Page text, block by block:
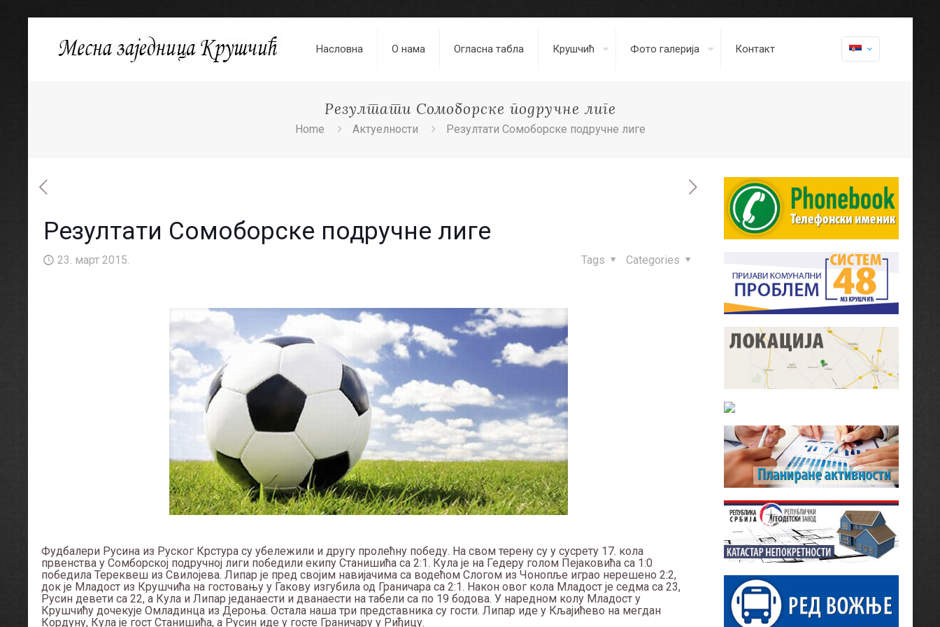
Насловна О нама Огласна табла Крушчић Фото галерија Контакт
Резултати Сомоборске подручне лиге
Home Актуелности Резултати Сомоборске подручне лиге
Резултати Сомоборске подручне лиге
23. март 2015. Categories
Tags
Фудбалери Русина из Руског Крстура су убележили и другу пролећну победу. На свом терену су у сусрету 17. кола
првенства у Сомборској подручној лиги победили екипу Станишића са 2:1. Кула је на Гедеру голом Пејаковића са 1:0
победила Тереквеш из Свилојева. Липар је пред својим навијачима са водећом Слогом из Чонопље играо нерешено 2:2,
док је Младост из Крушчића на гостовању у Гакову изгубила од Граничара са 2:1. Након овог кола Младост је седма са 23,
Русин девети са 22, а Кула и Липар једанаести и дванаести на табели са по 19 бодова. У наредном колу Младост у
Крушчићу дочекује Омладинца из Дероња. Остала наша три представника су гости. Липар иде у Кљајићево на мегдан
Кордуну, Кула је гост Станишића, а Русин иде у госте Граничару у Риђицу.